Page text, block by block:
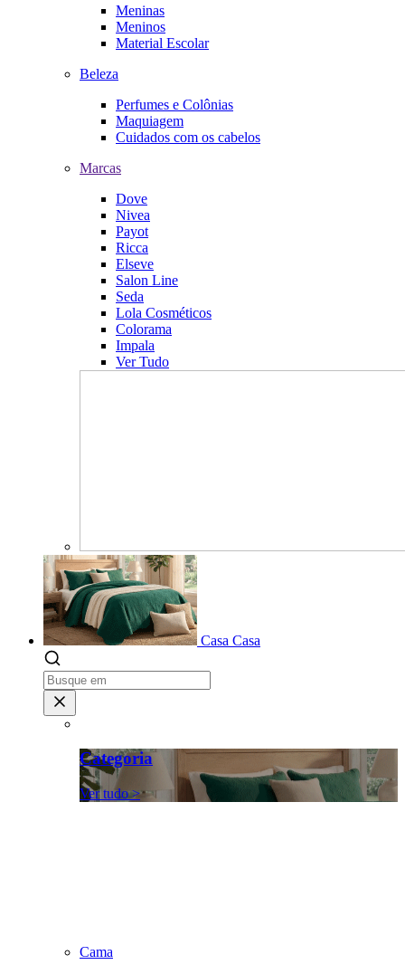
Meninas
Meninos
Material Escolar
Beleza
Perfumes e Colônias
Maquiagem
Cuidados com os cabelos
Marcas
Dove
Nivea
Payot
Ricca
Elseve
Salon Line
Seda
Lola Cosméticos
Colorama
Impala
Ver Tudo
Casa Casa
Categoria
Ver tudo >
Cama